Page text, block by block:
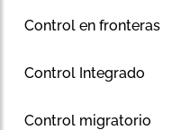
Control en fronteras
Control Integrado
Control migratorio